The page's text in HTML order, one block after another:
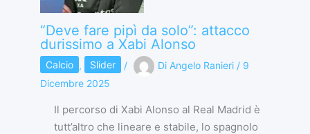
“Deve fare pipì da solo”: attacco
durissimo a Xabi Alonso
Calcio Slider / Di Angelo Ranieri / 9
Dicembre 2025
Il percorso di Xabi Alonso al Real Madrid è
tutt’altro che lineare e stabile, lo spagnolo